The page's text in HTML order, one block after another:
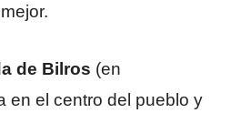
de Bilros (en
en el centro del pueblo y